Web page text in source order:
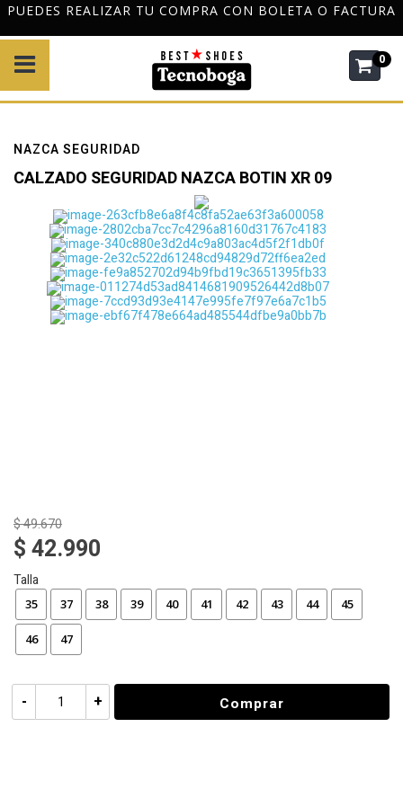
DESPACHO GRATIS A TODO CHILE POR COMPRAS
0
NAZCA SEGURIDAD
CALZADO SEGURIDAD NAZCA BOTIN XR 09
$ 49.670
$ 42.990
Talla
37 38 39 40 41 42 43 44 45
46 47
35
+
- Comprar